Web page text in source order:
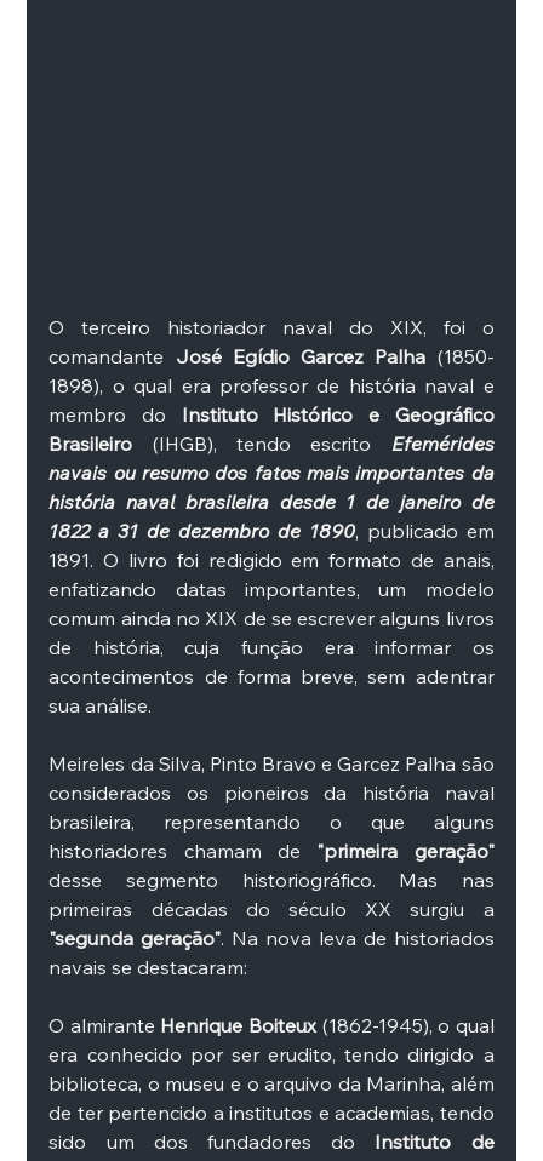
O terceiro historiador naval do XIX, foi o
comandante José Egídio Garcez Palha (1850-
1898), o qual era professor de história naval e
membro do Instituto Histórico e Geográfico
Brasileiro (IHGB), tendo escrito Efemérides
navais ou resumo dos fatos mais importantes da
história naval brasileira desde 1 de janeiro de
1822 a 31 de dezembro de 1890, publicado em
1891. O livro foi redigido em formato de anais,
enfatizando datas importantes, um modelo
comum ainda no XIX de se escrever alguns livros
de história, cuja função era informar os
acontecimentos de forma breve, sem adentrar
sua análise.
Meireles da Silva, Pinto Bravo e Garcez Palha são
considerados os pioneiros da história naval
brasileira, representando o que alguns
historiadores chamam de "primeira geração"
desse segmento historiográfico. Mas nas
"segunda geração". Na nova leva de historiados
navais se destacaram:
O almirante Henrique Boiteux (1862-1945), o qual
era conhecido por ser erudito, tendo dirigido a
biblioteca, o museu e o arquivo da Marinha, além
de ter pertencido a institutos e academias, tendo
sido um dos fundadores do Instituto de